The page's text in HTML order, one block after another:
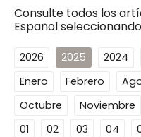
Consulte todos los
Español
2026 2025 2024
Enero
Febrero
Octubre
Noviembre
01
02 03 04